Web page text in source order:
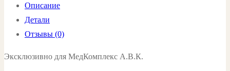
правый
10.18
Описание
Детали
Отзывы (0)
Эксклюзивно для МедКомплекс А.В.К.